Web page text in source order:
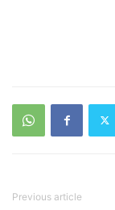
Previous article